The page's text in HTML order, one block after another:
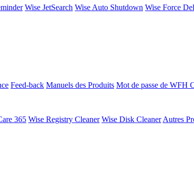
Wise JetSearch Wise Auto Shutdown Wise Force
Feed-back Manuels des Produits Mot de passe de WFH
365 Wise Registry Cleaner Wise Disk Cleaner Autres